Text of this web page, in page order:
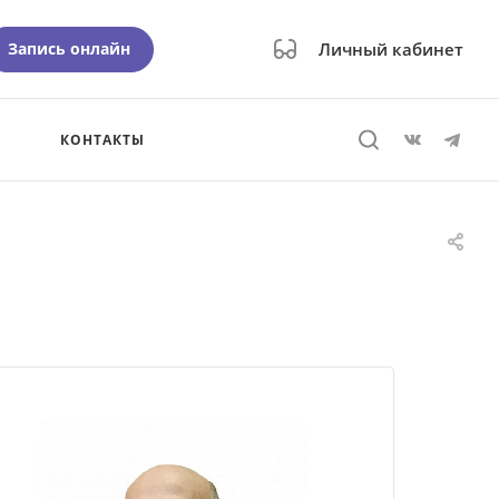
Запись онлайн Личный кабинет
КОНТАКТЫ